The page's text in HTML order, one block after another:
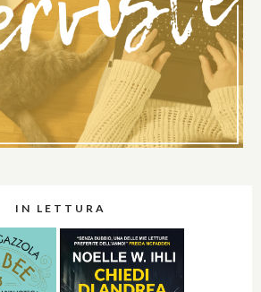
IN LETTURA